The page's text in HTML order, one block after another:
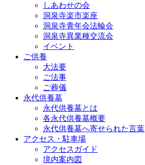
しあわせの会
洞泉寺楽市楽座
洞泉寺青年会法輪会
洞泉寺異業種交流会
イベント
ご供養
大法要
ご法事
ご葬儀
永代供養墓
永代供養墓とは
各永代供養墓概要
永代供養墓へ寄せられた言葉
アクセス・駐車場
アクセスガイド
境内案内図